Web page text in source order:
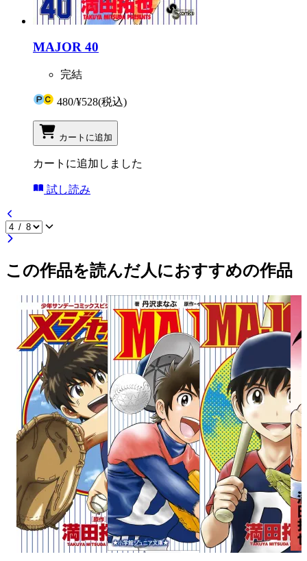
MAJOR 40
完結
480/¥528(税込)
カートに追加
カートに追加しました
試し読み
この作品を読んだ人におすすめの作品